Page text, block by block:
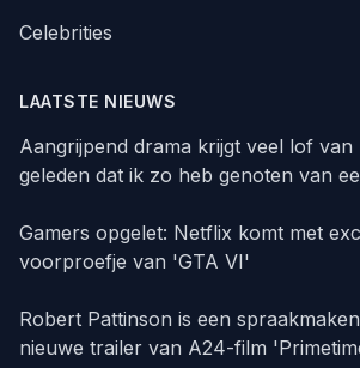
Celebrities
LAATSTE NIEUWS
Aangrijpend drama krijgt veel lof van
geleden dat ik zo heb genoten van
Gamers opgelet: Netflix komt met
voorproefje van 'GTA VI'
Robert Pattinson is een
nieuwe trailer van A24-film